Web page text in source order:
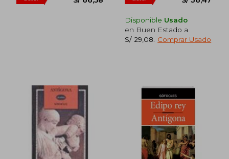
Disponible Usado
en Buen Estado a
S/ 29,08
Comprar Usado